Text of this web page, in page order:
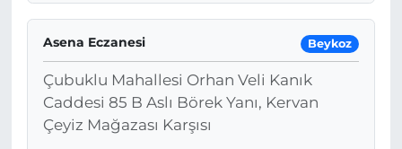
Asena Eczanesi Beykoz
Çubuklu Mahallesi Orhan Veli Kanık
Caddesi 85 B Aslı Börek Yanı, Kervan
Çeyiz Mağazası Karşısı